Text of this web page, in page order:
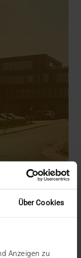
Über Cookies
Anzeigen zu
als